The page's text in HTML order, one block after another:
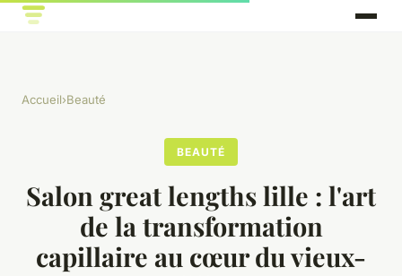
Accueil›Beauté
BEAUTÉ
Salon great lengths lille : l'art
de la transformation
capillaire au cœur du vieux-